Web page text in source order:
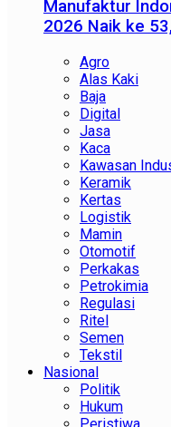
Manufaktur
2026 Naik ke
Agro
Alas Kaki
Baja
Digital
Jasa
Kaca
Kawasan
Keramik
Kertas
Logistik
Mamin
Otomotif
Perkakas
Petrokimia
Regulasi
Ritel
Semen
Tekstil
Nasional
Politik
Hukum